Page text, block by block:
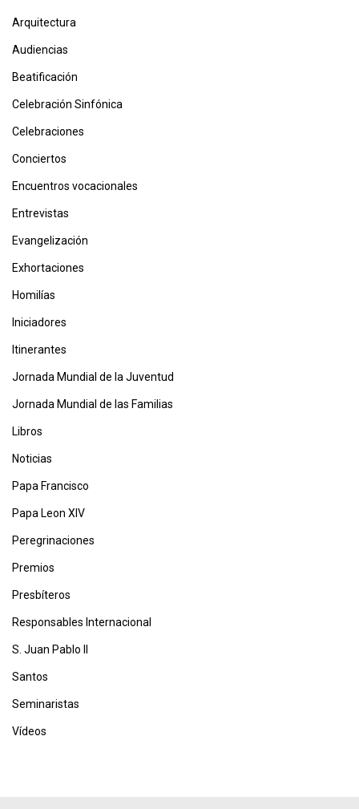
Arquitectura
Audiencias
Beatificación
Celebración Sinfónica
Celebraciones
Conciertos
Encuentros vocacionales
Entrevistas
Evangelización
Exhortaciones
Homilías
Iniciadores
Itinerantes
Jornada Mundial de la Juventud
Jornada Mundial de las Familias
Libros
Noticias
Papa Francisco
Papa Leon XIV
Peregrinaciones
Premios
Presbíteros
Responsables Internacional
S. Juan Pablo II
Santos
Seminaristas
Vídeos